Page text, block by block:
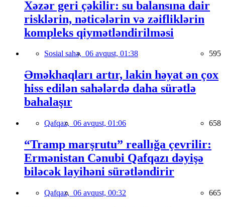
Xəzər geri çəkilir: su balansına dair
risklərin, nəticələrin və zəifliklərin
kompleks qiymətləndirilməsi
Sosial sahə, 06 avqust, 01:38 595
Əməkhaqları artır, lakin həyat ən çox
hiss edilən sahələrdə daha sürətlə
bahalaşır
Qafqaz, 06 avqust, 01:06 658
“Tramp marşrutu” reallığa çevrilir:
Ermənistan Cənubi Qafqazı dəyişə
biləcək layihəni sürətləndirir
Qafqaz, 06 avqust, 00:32 665